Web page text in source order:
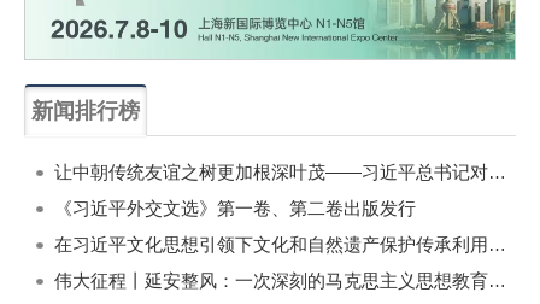
新闻排行榜
让中朝传统友谊之树更加根深叶茂——习近平总书记对朝鲜进行国事访问纪实
《习近平外交文选》第一卷、第二卷出版发行
在习近平文化思想引领下文化和自然遗产保护传承利用工作开创新局面
伟大征程丨延安整风：一次深刻的马克思主义思想教育运动